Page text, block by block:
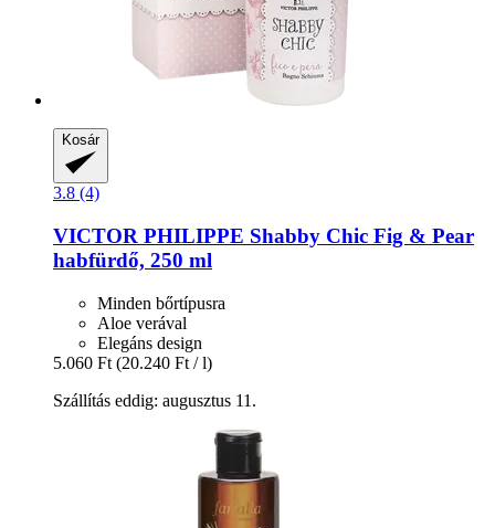
Kosár
3.8 (4)
VICTOR PHILIPPE Shabby Chic Fig & Pear
habfürdő, 250 ml
Minden bőrtípusra
Aloe verával
Elegáns design
5.060 Ft (20.240 Ft / l)
Szállítás eddig: augusztus 11.